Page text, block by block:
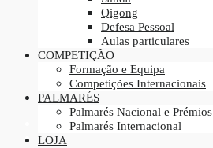
Qigong
Defesa Pessoal
Aulas particulares
COMPETIÇÃO
Formação e Equipa
Competições Internacionais
PALMARÉS
Palmarés Nacional e Prémios
Palmarés Internacional
LOJA